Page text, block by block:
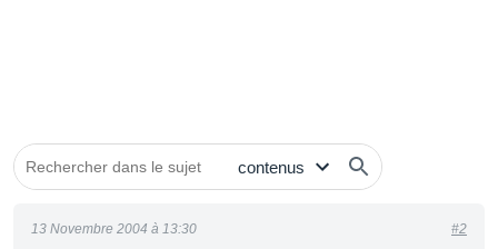
13 Novembre 2004 à 13:30 #2